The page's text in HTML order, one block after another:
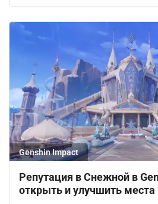
Genshin Impact
Репутация в Снежной в
открыть и улучшить места